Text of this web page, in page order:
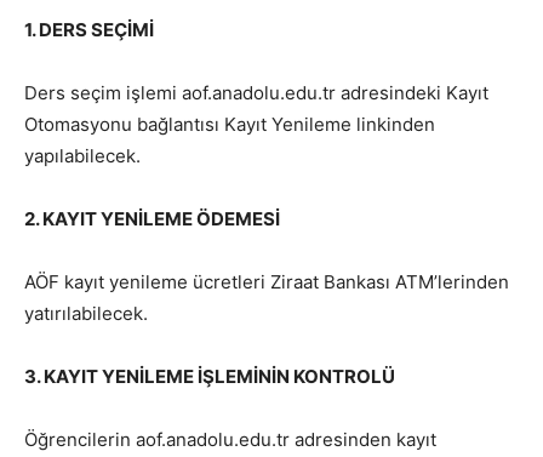
1. DERS SEÇİMİ
Ders seçim işlemi aof.anadolu.edu.tr adresindeki Kayıt
Otomasyonu bağlantısı Kayıt Yenileme linkinden
yapılabilecek.
2. KAYIT YENİLEME ÖDEMESİ
AÖF kayıt yenileme ücretleri Ziraat Bankası ATM’lerinden
yatırılabilecek.
3. KAYIT YENİLEME İŞLEMİNİN KONTROLÜ
Öğrencilerin aof.anadolu.edu.tr adresinden kayıt